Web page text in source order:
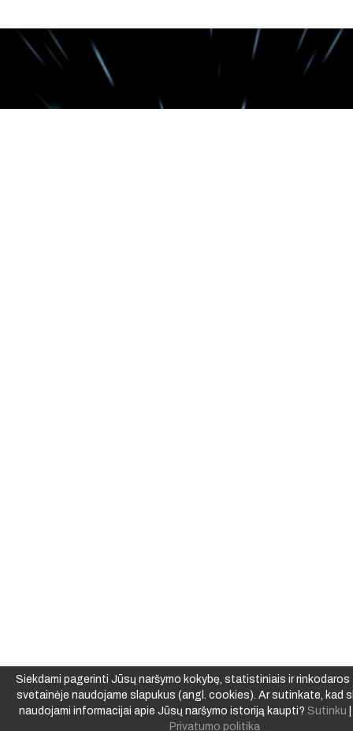
Siekdami pagerinti Jūsų naršymo kokybę, statistiniais ir
svetainėje naudojame slapukus (angl. cookies). Ar sutinkate, kad
naudojami informacijai apie Jūsų naršymo istoriją kaupti? Sutinku
Privatumo politika